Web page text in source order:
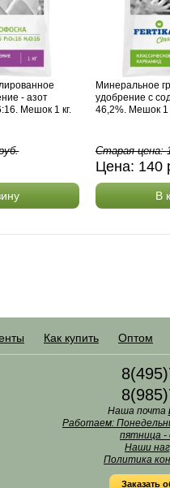
- азот
Мешок 1 кг.
Минеральное
удобрение с
46,2%. Мешок 1
Старая цена:
Цена: 140
В
Как купить Оптом
Наша почта
Работаем:
пятница -
Наши
Политика
Заказать